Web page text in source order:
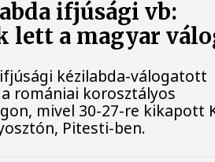
ifjúsági vb:
lett a magyar
kézilabda-válogatott
romániai korosztályos
mivel 30-27-re kikapott
Pitesti-ben.